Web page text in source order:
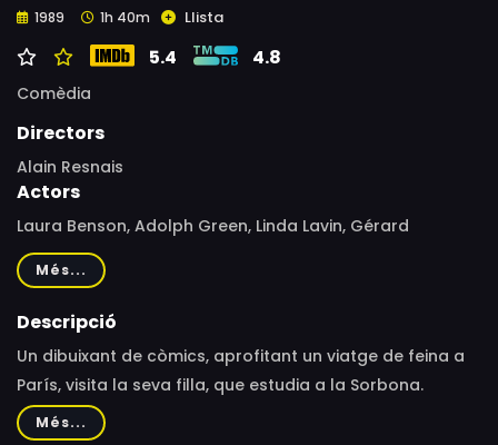
1989 1h 40m Llista
5.4 4.8
Comèdia
Directors
Alain Resnais
Actors
Laura Benson, Adolph Green, Linda Lavin, Gérard
Depardieu, Geraldine Chaplin, François-Eric Gendron,
Georges Fricker, John Ashton, Caroline Silhol, Micheline
Presle, Patrick Bonnel, Charlotte Bonnet, Isabelle Wolfe,
Fromager, Peter Hudson, Raphaëline Goupilleau, Isabelle
Habiague, Ludivine Sagnier, Jacques Le Servot, Agnès
Seelinger, Gisèle Soban, Anne Teyssèdre, Isabelle
Més...
Descripció
Un dibuixant de còmics, aprofitant un viatge de feina a
París, visita la seva filla, que estudia a la Sorbona.
Més...